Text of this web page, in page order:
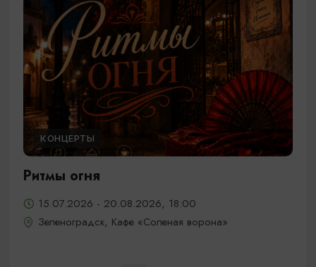
КОНЦЕРТЫ
Ритмы огня
15.07.2026 - 20.08.2026, 18:00
Зеленоградск, Кафе «Соленая ворона»